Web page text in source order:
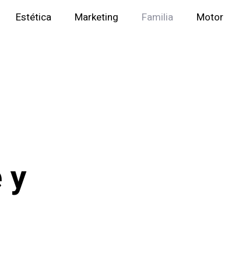
Estética Marketing Familia Motor
y